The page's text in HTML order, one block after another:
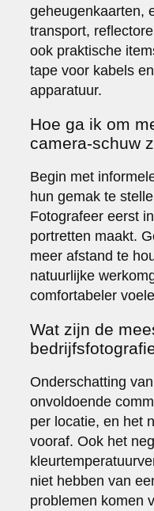
geheugenkaarten,
transport,
ook praktische
tape voor kabels
apparatuur.
Hoe ga ik om
camera-schuw
Begin met
hun gemak te
Fotografeer eerst
portretten maakt.
meer afstand te
natuurlijke
comfortabeler
Wat zijn de
Onderschatting
onvoldoende
per locatie, en het
vooraf. Ook het
niet hebben van
problemen komen